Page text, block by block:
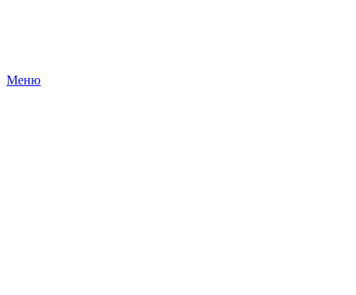
Меню